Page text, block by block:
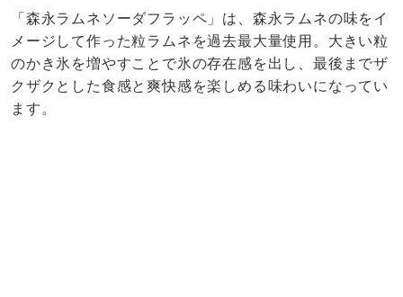
「森永ラムネソーダフラッペ」は、森永ラムネの味をイ
メージして作った粒ラムネを過去最大量使用。大きい粒
のかき氷を増やすことで氷の存在感を出し、最後までザ
クザクとした食感と爽快感を楽しめる味わいになってい
ます。